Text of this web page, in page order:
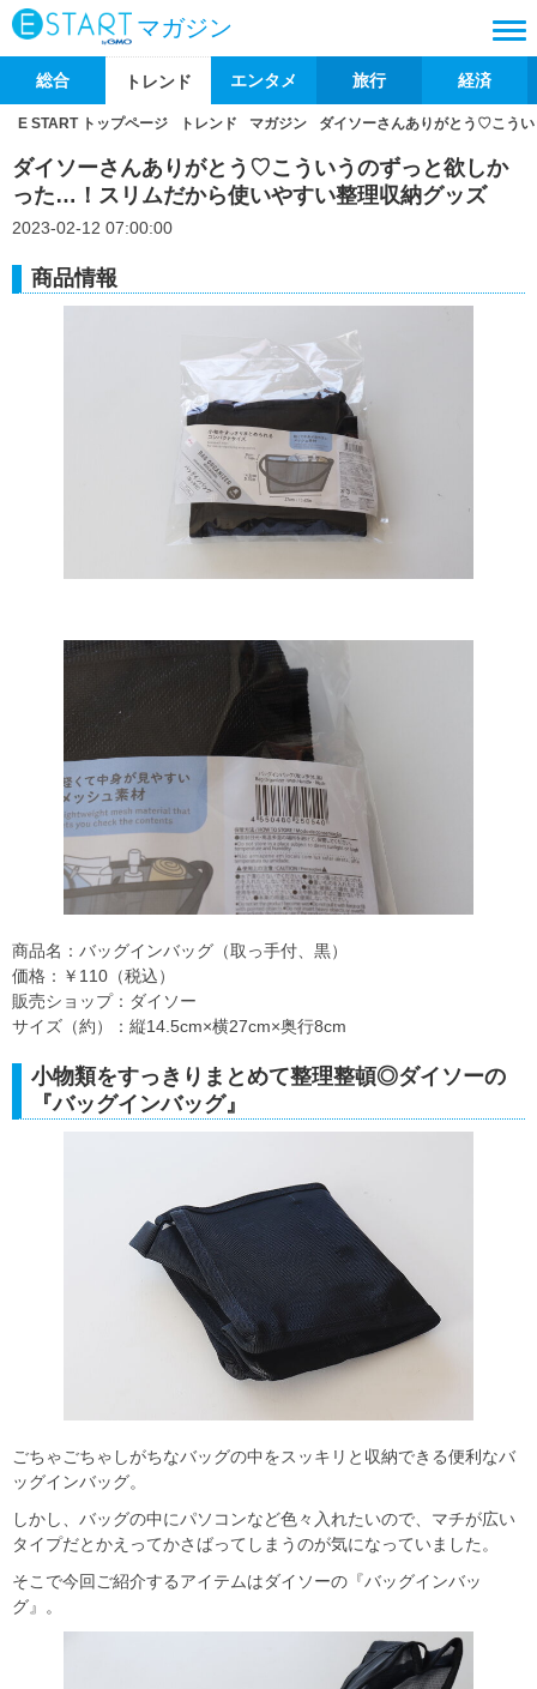
マガジン
総合 トレンド エンタメ 旅行 経済
E START トップページ トレンド マガジン ダイソーさんありがとう♡こう
ダイソーさんありがとう♡こういうのずっと欲しか
った…！スリムだから使いやすい整理収納グッズ
2023-02-12 07:00:00
商品情報
商品名：バッグインバッグ（取っ手付、黒）
価格：￥110（税込）
販売ショップ：ダイソー
サイズ（約）：縦14.5cm×横27cm×奥行8cm
小物類をすっきりまとめて整理整頓◎ダイソーの
『バッグインバッグ』
ごちゃごちゃしがちなバッグの中をスッキリと収納できる便利なバ
ッグインバッグ。
しかし、バッグの中にパソコンなど色々入れたいので、マチが広い
タイプだとかえってかさばってしまうのが気になっていました。
そこで今回ご紹介するアイテムはダイソーの『バッグインバッ
グ』。